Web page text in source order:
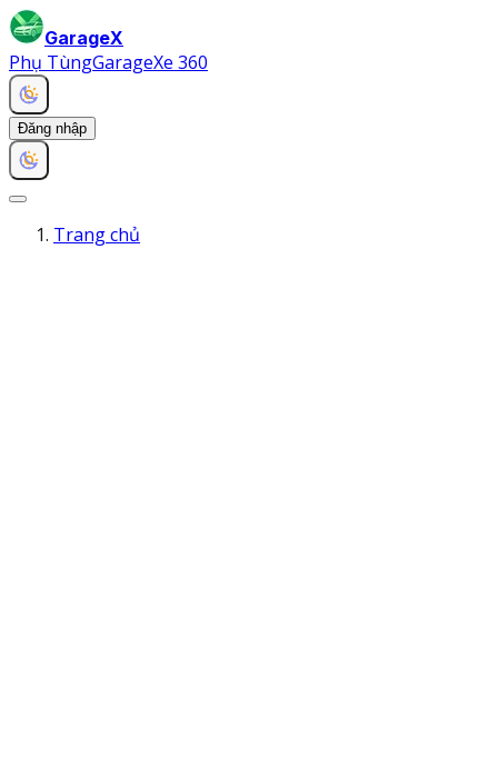
GarageX
Phụ TùngGarageXe 360
Đăng nhập
Trang chủ